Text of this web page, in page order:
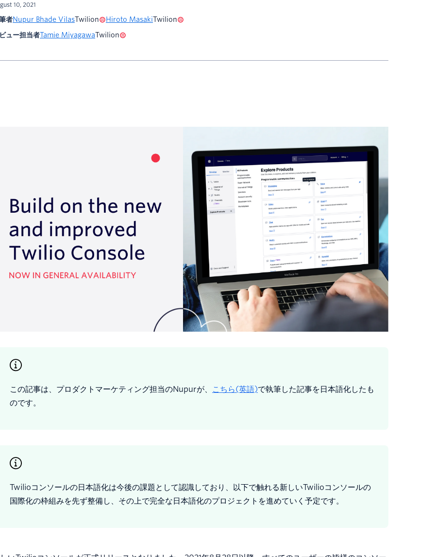
10, 2021
者Nupur Bhade VilasTwilion Hiroto MasakiTwilion
ュー担当者Tamie MiyagawaTwilion
この記事は、プロダクトマーケティング担当のNupurが、 こちら(英語)で執筆した記事を日本語化したも
のです。
Twilioコンソールの日本語化は今後の課題として認識しており、以下で触れる新しいTwilioコンソールの
国際化の枠組みを先ず整備し、その上で完全な日本語化のプロジェクトを進めていく予定です。